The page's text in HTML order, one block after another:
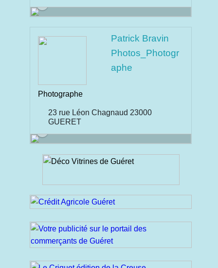
Patrick Bravin
Photos_Photogr
aphe
Photographe
23 rue Léon Chagnaud 23000
GUERET